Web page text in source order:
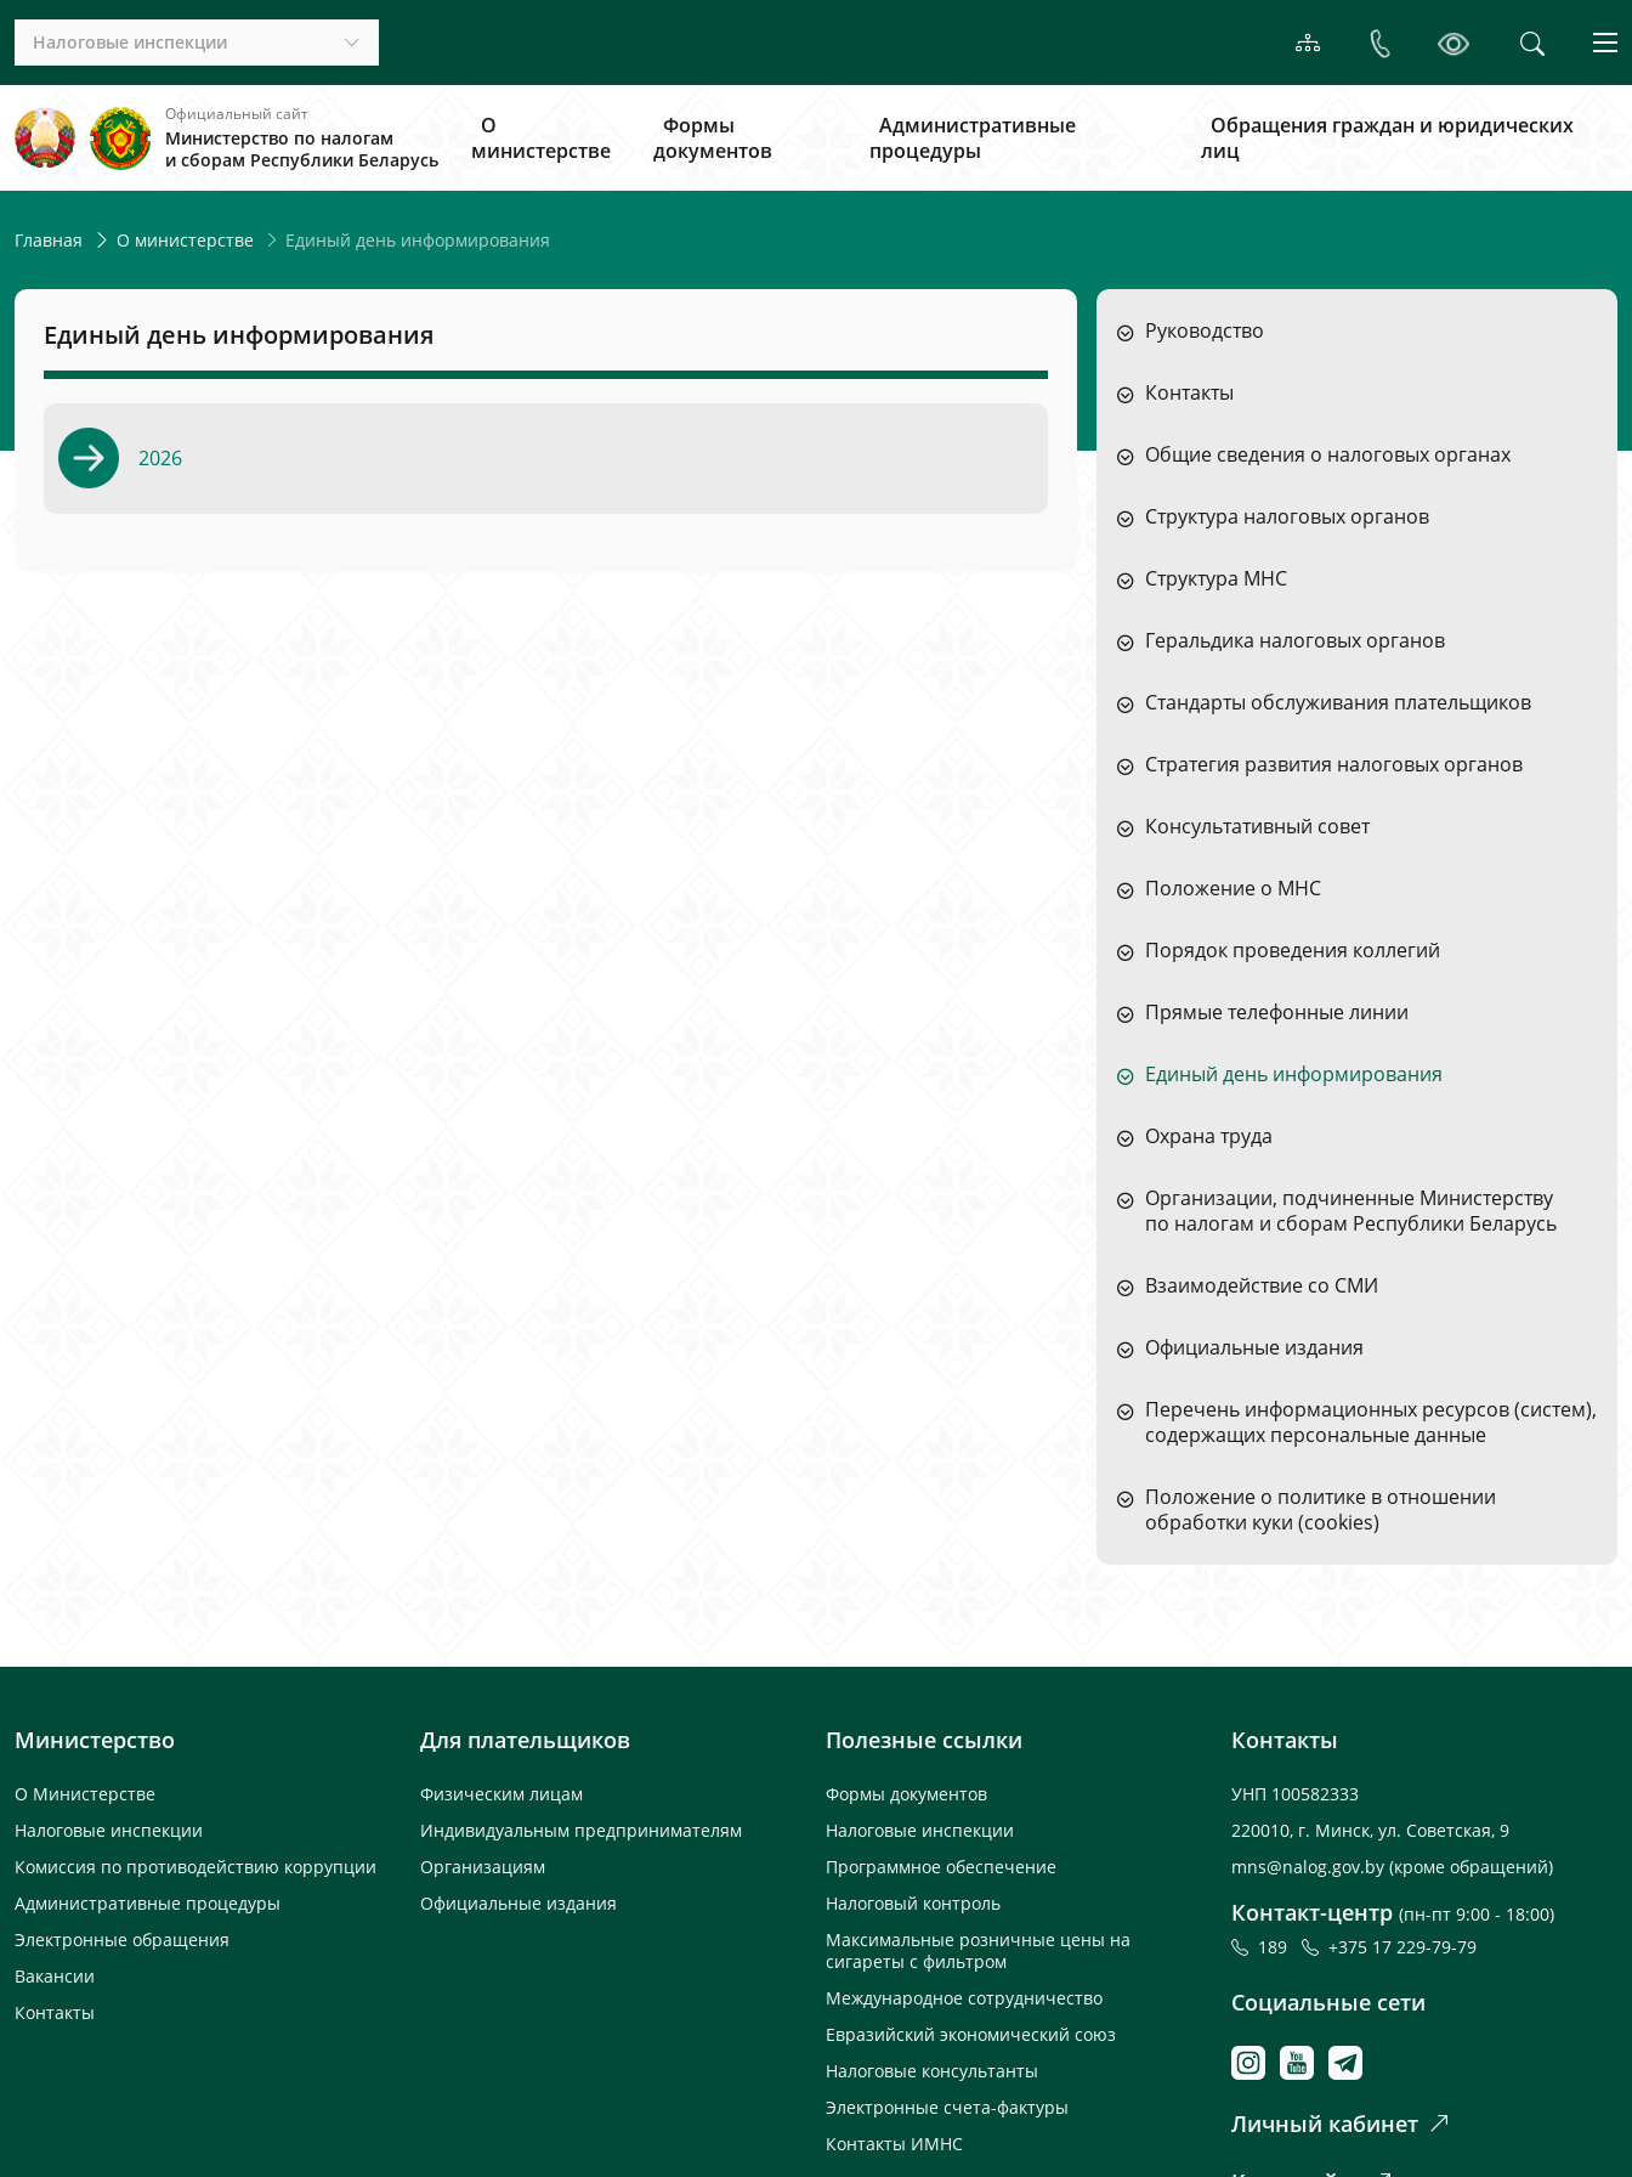
Налоговые инспекции
Официальный сайт
Министерство по налогам
и сборам Республики Беларусь
О
министерстве
Формы
документов
Административные
процедуры
Обращения граждан и юридических
лиц
Главная О министерстве Единый день информирования
Руководство
Контакты
Общие сведения о налоговых органах
Структура налоговых органов
Структура МНС
Геральдика налоговых органов
Стандарты обслуживания плательщиков
Стратегия развития налоговых органов
Консультативный совет
Положение о МНС
Порядок проведения коллегий
Прямые телефонные линии
Единый день информирования
Охрана труда
Организации, подчиненные Министерству
по налогам и сборам Республики Беларусь
Взаимодействие со СМИ
Официальные издания
Перечень информационных ресурсов (систем),
содержащих персональные данные
Положение о политике в отношении
обработки куки (cookies)
Единый день информирования
2026
Министерство
О Министерстве
Налоговые инспекции
Комиссия по противодействию коррупции
Административные процедуры
Электронные обращения
Вакансии
Контакты
Для плательщиков
Физическим лицам
Индивидуальным предпринимателям
Организациям
Официальные издания
Полезные ссылки
Формы документов
Налоговые инспекции
Программное обеспечение
Налоговый контроль
Максимальные розничные цены на
сигареты с фильтром
Международное сотрудничество
Евразийский экономический союз
Налоговые консультанты
Электронные счета-фактуры
Контакты ИМНС
Контакты
УНП 100582333
220010, г. Минск, ул. Советская, 9
mns@nalog.gov.by (кроме обращений)
Контакт-центр (пн-пт 9:00 - 18:00)
189
+375 17 229-79-79
Социальные сети
Личный кабинет